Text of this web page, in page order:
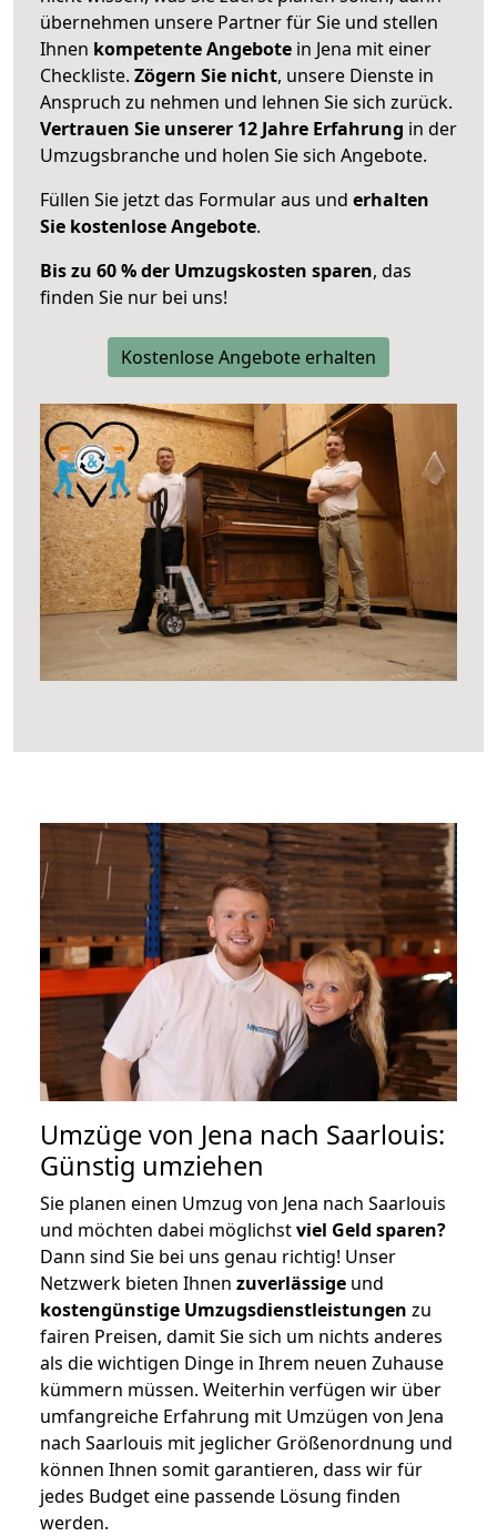
übernehmen unsere Partner für Sie und stellen
Ihnen kompetente Angebote in Jena mit einer
Checkliste. Zögern Sie nicht, unsere Dienste in
Anspruch zu nehmen und lehnen Sie sich zurück.
Vertrauen Sie unserer 12 Jahre Erfahrung in der
Umzugsbranche und holen Sie sich Angebote.
Füllen Sie jetzt das Formular aus und erhalten
Sie kostenlose Angebote.
Bis zu 60 % der Umzugskosten sparen, das
finden Sie nur bei uns!
Kostenlose Angebote erhalten
Umzüge von Jena nach Saarlouis:
Günstig umziehen
Sie planen einen Umzug von Jena nach Saarlouis
und möchten dabei möglichstviel Geld sparen?
Dann sind Sie bei uns genau richtig! Unser
Netzwerk bieten Ihnen zuverlässige und
kostengünstige Umzugsdienstleistungen zu
fairen Preisen, damit Sie sich um nichts anderes
als die wichtigen Dinge in Ihrem neuen Zuhause
kümmern müssen. Weiterhin verfügen wir über
umfangreiche Erfahrung mit Umzügen von Jena
nach Saarlouis mit jeglicher Größenordnung und
können Ihnen somit garantieren, dass wir für
jedes Budget eine passende Lösung finden
werden.